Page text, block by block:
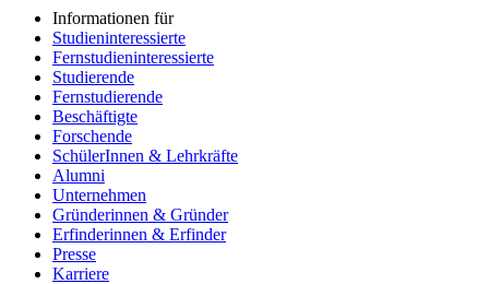
Informationen für
Studieninteressierte
Fernstudieninteressierte
Studierende
Fernstudierende
Beschäftigte
Forschende
SchülerInnen & Lehrkräfte
Alumni
Unternehmen
Gründerinnen & Gründer
Erfinderinnen & Erfinder
Presse
Karriere